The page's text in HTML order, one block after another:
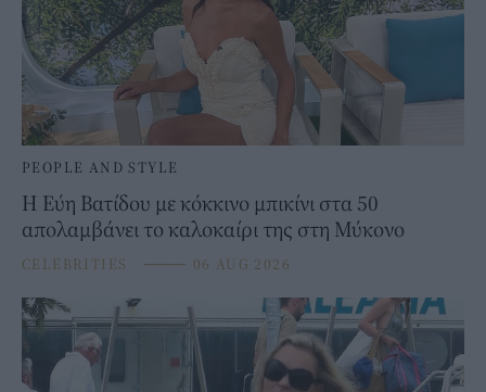
PEOPLE AND STYLE
Η Εύη Βατίδου με κόκκινο μπικίνι στα 50
απολαμβάνει το καλοκαίρι της στη Μύκονο
CELEBRITIES ⸻ 06 AUG 2026